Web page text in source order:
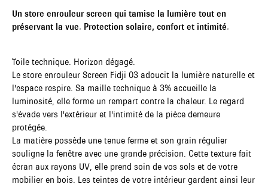
Un store enrouleur screen qui tamise la lumière tout en
préservant la vue. Protection solaire, confort et intimité.
Toile technique. Horizon dégagé.
Le store enrouleur Screen Fidji 03 adoucit la lumière naturelle et
l'espace respire. Sa maille technique à 3% accueille la
luminosité, elle forme un rempart contre la chaleur. Le regard
s'évade vers l'extérieur et l'intimité de la pièce demeure
protégée.
La matière possède une tenue ferme et son grain régulier
souligne la fenêtre avec une grande précision. Cette texture fait
écran aux rayons UV, elle prend soin de vos sols et de votre
mobilier en bois. Les teintes de votre intérieur gardent ainsi leur